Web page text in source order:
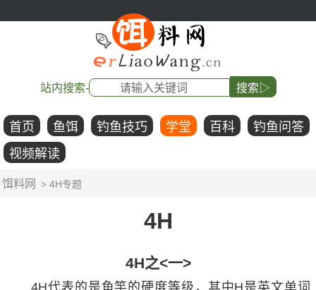
站内搜索- 搜索▷
首页 鱼饵 钓鱼技巧 学堂 百科
钓鱼问答
视频解读
饵料网 > 4H专题
4H
4H之<一>
4H代表的是鱼竿的硬度等级，其中H是英文单词